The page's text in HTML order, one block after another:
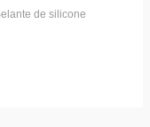
de silicone